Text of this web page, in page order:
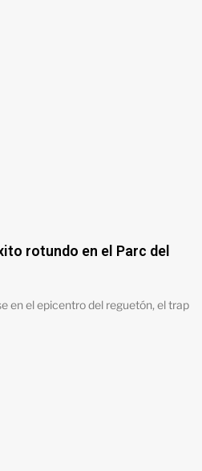
rotundo en el Parc del
en el epicentro del reguetón, el trap